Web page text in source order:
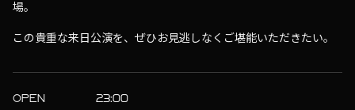
場。
この貴重な来日公演を、ぜひお見逃しなくご堪能いただきたい。
OPEN 23:00